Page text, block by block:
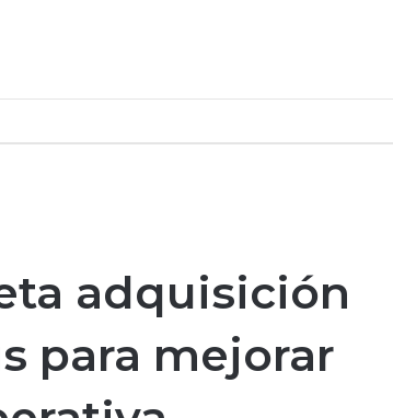
adquisición
para mejorar